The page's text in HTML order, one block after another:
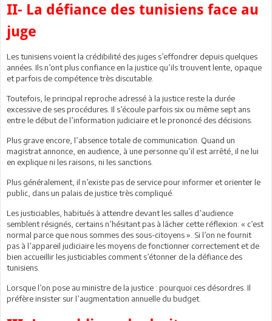
II- La défiance des tunisiens face au
juge
Les tunisiens voient la crédibilité des juges s’effondrer depuis quelques
années. Ils n’ont plus confiance en la justice qu’ils trouvent lente, opaque
et parfois de compétence très discutable.
Toutefois, le principal reproche adressé à la justice reste la durée
excessive de ses procédures. Il s’écoule parfois six ou même sept ans
entre le début de l’information judiciaire et le prononcé des décisions.
Plus grave encore, l’absence totale de communication. Quand un
magistrat annonce, en audience, à une personne qu’il est arrêté, il ne lui
en explique ni les raisons, ni les sanctions.
Plus généralement, il n’existe pas de service pour informer et orienter le
public, dans un palais de justice très compliqué.
Les justiciables, habitués à attendre devant les salles d’audience
semblent résignés, certains n’hésitant pas à lâcher cette réflexion: « c’est
normal parce que nous sommes des sous-citoyens ». Si l’on ne fournit
pas à l’appareil judiciaire les moyens de fonctionner correctement et de
bien accueillir les justiciables comment s’étonner de la défiance des
tunisiens.
Lorsque l’on pose au ministre de la justice : pourquoi ces désordres. Il
préfère insister sur l’augmentation annuelle du budget.